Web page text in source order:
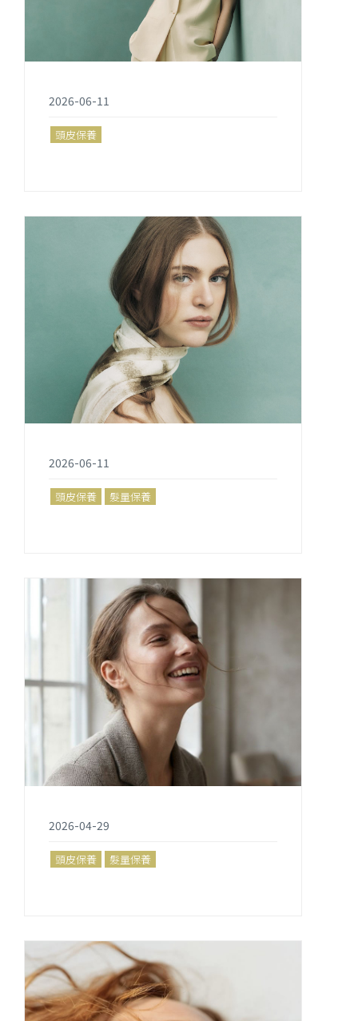
2026-06-11
頭皮保養
2026-06-11
頭皮保養 髮量保養
2026-04-29
頭皮保養 髮量保養